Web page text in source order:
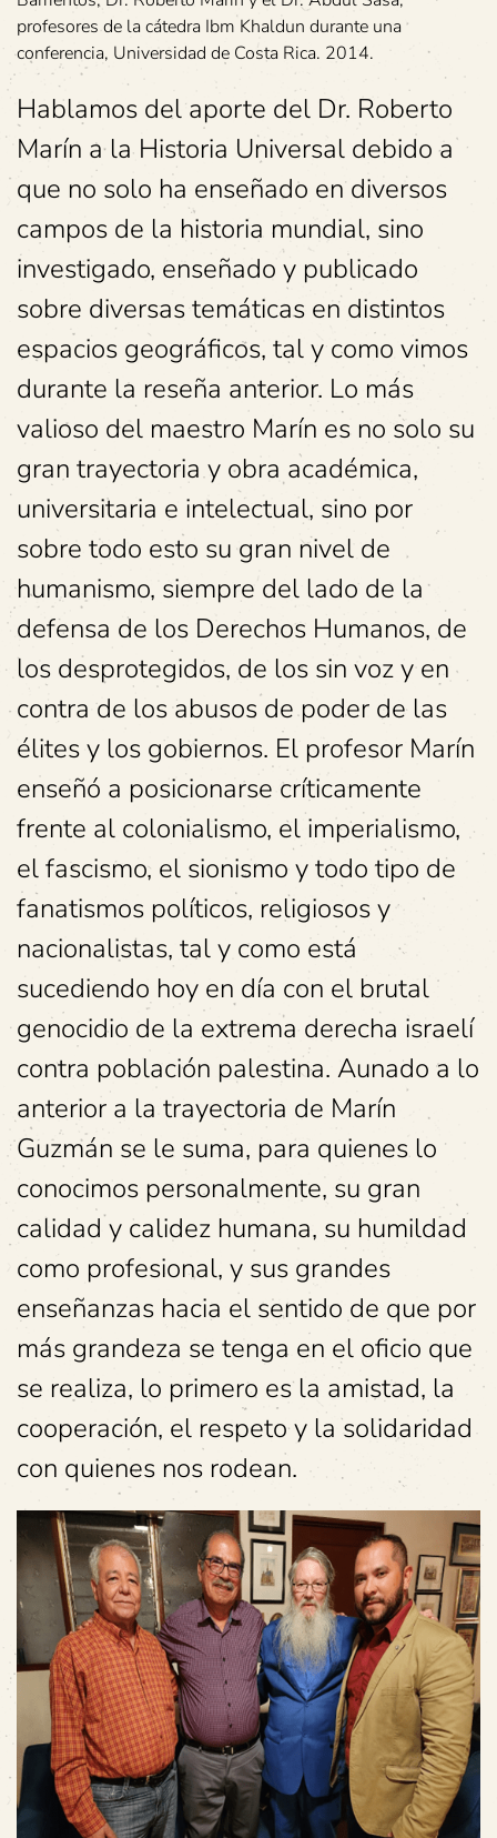
profesores de la cátedra Ibm Khaldun durante una
conferencia, Universidad de Costa Rica. 2014.
Hablamos del aporte del Dr. Roberto
Marín a la Historia Universal debido a
que no solo ha enseñado en diversos
campos de la historia mundial, sino
investigado, enseñado y publicado
sobre diversas temáticas en distintos
espacios geográficos, tal y como vimos
durante la reseña anterior. Lo más
valioso del maestro Marín es no solo su
gran trayectoria y obra académica,
universitaria e intelectual, sino por
sobre todo esto su gran nivel de
humanismo, siempre del lado de la
defensa de los Derechos Humanos, de
los desprotegidos, de los sin voz y en
contra de los abusos de poder de las
élites y los gobiernos. El profesor Marín
enseñó a posicionarse críticamente
frente al colonialismo, el imperialismo,
el fascismo, el sionismo y todo tipo de
fanatismos políticos, religiosos y
nacionalistas, tal y como está
sucediendo hoy en día con el brutal
genocidio de la extrema derecha israelí
contra población palestina. Aunado a lo
anterior a la trayectoria de Marín
Guzmán se le suma, para quienes lo
conocimos personalmente, su gran
calidad y calidez humana, su humildad
como profesional, y sus grandes
enseñanzas hacia el sentido de que por
más grandeza se tenga en el oficio que
se realiza, lo primero es la amistad, la
cooperación, el respeto y la solidaridad
con quienes nos rodean.